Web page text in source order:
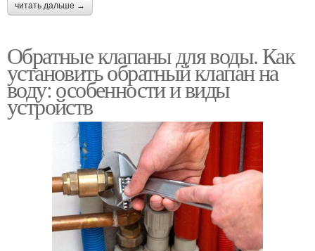
читать дальше →
Обратные клапаны для воды. Как
установить обратный клапан на
воду: особенности и виды
устройств